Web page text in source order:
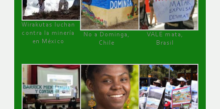
Wirakutas luchan
contra la minería
en México
No a Dominga,
Chile
VALE mata,
Brasil